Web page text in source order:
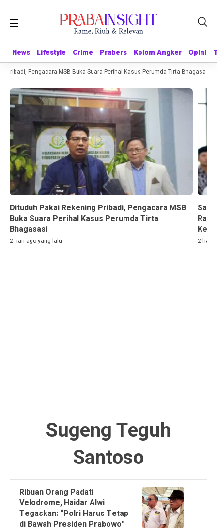
News Lifestyle Crime Prabers Kolom Angker Opini
News Lifestyle Crime Prabers Kolom Angker Opini
Pengacara MSB Buka Suara Perihal Kasus Perumda Tirta Bhagasasi
Dituduh Pakai Rekening Pribadi, Pengacara MSB
Buka Suara Perihal Kasus Perumda Tirta
Bhagasasi
2 hari ago yang lalu 2 hari
Sugeng Teguh
Santoso
Ribuan Orang Padati
Velodrome, Haidar Alwi
Tegaskan: “Polri Harus Tetap
di Bawah Presiden Prabowo”